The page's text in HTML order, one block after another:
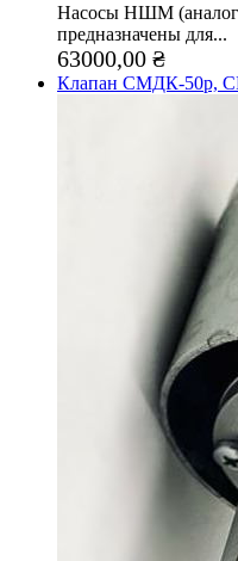
Насосы НШМ
предназначены для...
63000,00 ₴
Клапан СМДК-50р,